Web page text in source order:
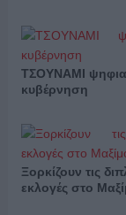
ΤΣΟΥΝΑΜΙ
κυβέρνηση
Ξορκίζουν τις
εκλογές στο